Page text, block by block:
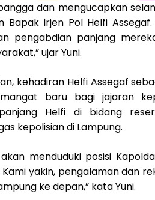
dan mengucapkan
Bapak Irjen Pol Helfi
pengabdian panjang
ujar Yuni.
kehadiran Helfi Assegaf
baru bagi jajaran
Helfi di bidang
kepolisian di Lampung.
menduduki posisi
Kami yakin, pengalaman dan
ke depan,” kata Yuni.